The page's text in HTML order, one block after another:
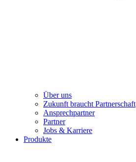
Über uns
Zukunft braucht Partnerschaft
Ansprechpartner
Partner
Jobs & Karriere
Produkte